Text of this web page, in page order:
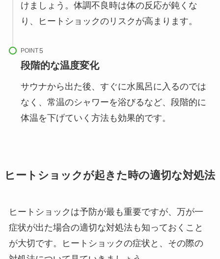
けましょう。体調不良時は体の反応が鈍くな
り、ヒートショックのリスクが高まります。
POINT
段階的な温度変化
サウナから出た後、すぐに水風呂に入るのでは
なく、常温のシャワーを浴びるなど、段階的に
体温を下げていく方法も効果的です。
ヒートショックが起きた時の適切な対処法
ヒートショックは予防が最も重要ですが、万が一
症状が出た場合の適切な対処法も知っておくこと
が大切です。ヒートショックの症状と、その際の